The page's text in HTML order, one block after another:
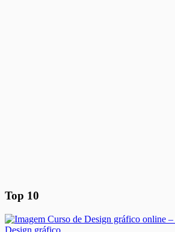
Top 10